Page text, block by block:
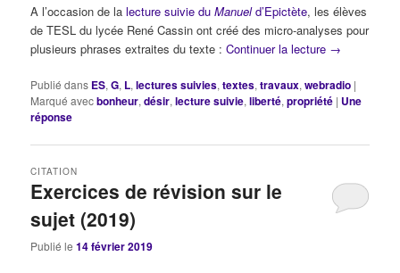
A l’occasion de lalecture suivie duManueld’Epictète, les élèves
de TESL du lycée René Cassin ont créé des micro-analyses pour
plusieurs phrases extraites du texte :Continuer la lecture →
Publié dans ES,G, L,lectures suivies,textes,travaux,webradio |
Marqué avecbonheur,désir,lecture suivie,liberté,propriété | Une
réponse
Exercices de révision sur le
sujet (2019)
CITATION
Publié le14 février 2019